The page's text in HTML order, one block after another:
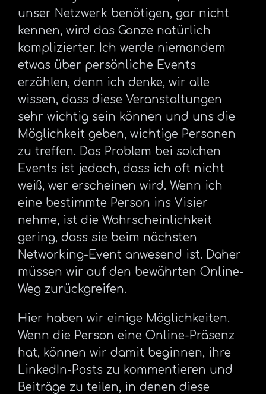
unser Netzwerk benötigen, gar nicht
kennen, wird das Ganze natürlich
komplizierter. Ich werde niemandem
etwas über persönliche Events
erzählen, denn ich denke, wir alle
wissen, dass diese Veranstaltungen
sehr wichtig sein können und uns die
Möglichkeit geben, wichtige Personen
zu treffen. Das Problem bei solchen
Events ist jedoch, dass ich oft nicht
weiß, wer erscheinen wird. Wenn ich
eine bestimmte Person ins Visier
nehme, ist die Wahrscheinlichkeit
gering, dass sie beim nächsten
Networking-Event anwesend ist. Daher
müssen wir auf den bewährten Online-
Weg zurückgreifen.
Hier haben wir einige Möglichkeiten.
Wenn die Person eine Online-Präsenz
hat, können wir damit beginnen, ihre
LinkedIn-Posts zu kommentieren und
Beiträge zu teilen, in denen diese